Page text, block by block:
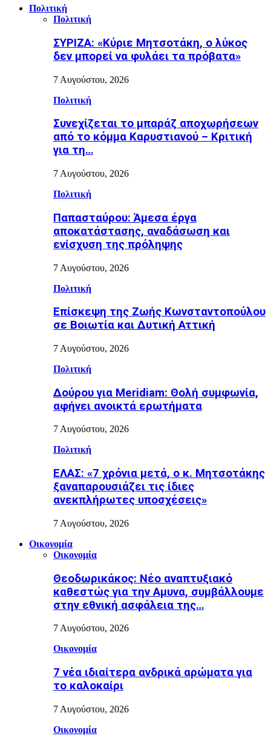
Πολιτική
Πολιτική
ΣΥΡΙΖΑ: «Κύριε Μητσοτάκη, ο λύκος
δεν μπορεί να φυλάει τα πρόβατα»
7 Αυγούστου, 2026
Πολιτική
Συνεχίζεται το μπαράζ αποχωρήσεων
από το κόμμα Καρυστιανού – Κριτική
για τη…
7 Αυγούστου, 2026
Πολιτική
Παπασταύρου: Άμεσα έργα
αποκατάστασης, αναδάσωση και
ενίσχυση της πρόληψης
7 Αυγούστου, 2026
Πολιτική
Επίσκεψη της Ζωής Κωνσταντοπούλου
σε Βοιωτία και Δυτική Αττική
7 Αυγούστου, 2026
Πολιτική
Δούρου για Meridiam: Θολή συμφωνία,
αφήνει ανοικτά ερωτήματα
7 Αυγούστου, 2026
Πολιτική
ΕΛΑΣ: «7 χρόνια μετά, ο κ. Μητσοτάκης
ξαναπαρουσιάζει τις ίδιες
ανεκπλήρωτες υποσχέσεις»
7 Αυγούστου, 2026
Οικονομία
Οικονομία
Θεοδωρικάκος: Νέο αναπτυξιακό
καθεστώς για την Αμυνα, συμβάλλουμε
στην εθνική ασφάλεια της…
7 Αυγούστου, 2026
Οικονομία
7 νέα ιδιαίτερα ανδρικά αρώματα για
το καλοκαίρι
7 Αυγούστου, 2026
Οικονομία